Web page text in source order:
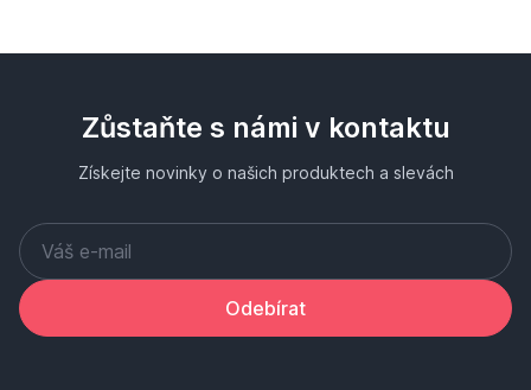
Zůstaňte s námi v kontaktu
Získejte novinky o našich produktech a slevách
Odebírat